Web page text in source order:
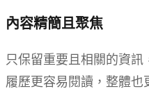
內容精簡且聚焦
只保留重要且相關的資
履歷更容易閱讀，整體也